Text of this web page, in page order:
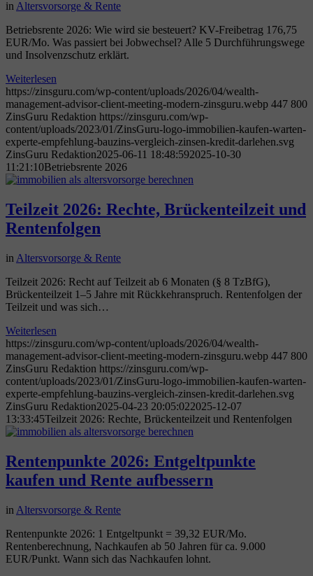
inAltersvorsorge & Rente
Betriebsrente 2026: Wie wird sie besteuert? KV-Freibetrag 176,75
EUR/Mo. Was passiert bei Jobwechsel? Alle 5 Durchführungswege
und Insolvenzschutz erklärt.
Weiterlesen
https://zinsguru.com/wp-content/uploads/2026/04/wealth-
management-advisor-client-meeting-modern-zinsguru.webp 447 800
ZinsGuru Redaktion https://zinsguru.com/wp-
content/uploads/2023/01/ZinsGuru-logo-immobilien-kaufen-warten-
experte-empfehlung-bauzins-vergleich-zinsen-kredit-darlehen.svg
ZinsGuru Redaktion2025-06-11 18:48:592025-10-30
11:21:10Betriebsrente 2026
Teilzeit 2026: Rechte, Brückenteilzeit und
Rentenfolgen
in Altersvorsorge & Rente
Teilzeit 2026: Recht auf Teilzeit ab 6 Monaten (§ 8 TzBfG),
Brückenteilzeit 1–5 Jahre mit Rückkehranspruch. Rentenfolgen der
Teilzeit und was sich…
Weiterlesen
https://zinsguru.com/wp-content/uploads/2026/04/wealth-
management-advisor-client-meeting-modern-zinsguru.webp 447 800
ZinsGuru Redaktion https://zinsguru.com/wp-
content/uploads/2023/01/ZinsGuru-logo-immobilien-kaufen-warten-
experte-empfehlung-bauzins-vergleich-zinsen-kredit-darlehen.svg
ZinsGuru Redaktion2025-04-23 20:05:022025-12-07
13:33:45Teilzeit 2026: Rechte, Brückenteilzeit und Rentenfolgen
Rentenpunkte 2026: Entgeltpunkte
kaufen und Rente aufbessern
in Altersvorsorge & Rente
Rentenpunkte 2026: 1 Entgeltpunkt = 39,32 EUR/Mo.
Rentenberechnung, Nachkaufen ab 50 Jahren für ca. 9.000
EUR/Punkt. Wann sich das Nachkaufen lohnt.